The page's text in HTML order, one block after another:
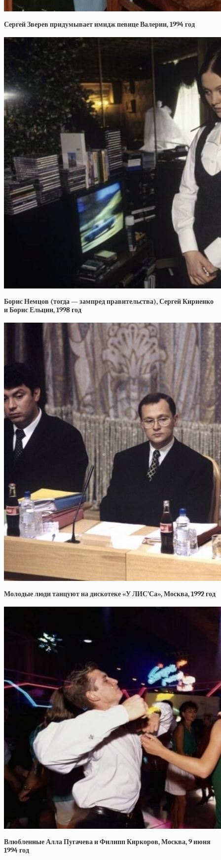
Сергей Зверев придумывает имидж певице Валерии, 1994 год
Борис Немцов (тогда — зампред правительства), Сергей Кириенко
и Борис Ельцин, 1998 год
Молодые люди танцуют на дискотеке «У ЛИС’Са», Москва, 1992 год
Влюбленные Алла Пугачева и Филипп Киркоров, Москва, 9 июня
1994 год